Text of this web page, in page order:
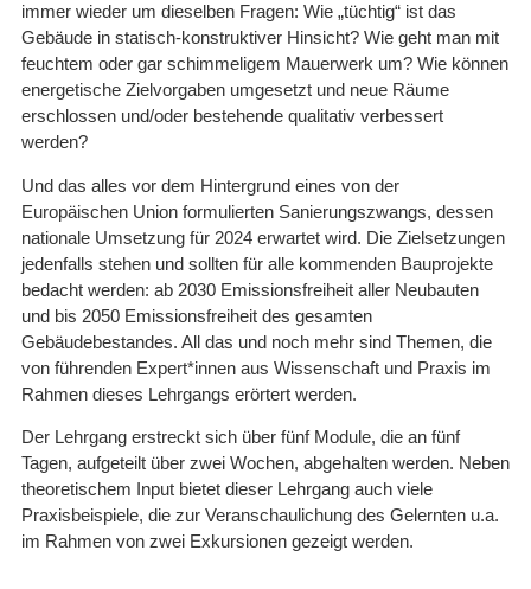
immer wieder um dieselben Fragen: Wie „tüchtig“ ist das
Gebäude in statisch-konstruktiver Hinsicht? Wie geht man mit
feuchtem oder gar schimmeligem Mauerwerk um? Wie können
energetische Zielvorgaben umgesetzt und neue Räume
erschlossen und/oder bestehende qualitativ verbessert
werden?
Und das alles vor dem Hintergrund eines von der
Europäischen Union formulierten Sanierungszwangs, dessen
nationale Umsetzung für 2024 erwartet wird. Die Zielsetzungen
jedenfalls stehen und sollten für alle kommenden Bauprojekte
bedacht werden: ab 2030 Emissionsfreiheit aller Neubauten
und bis 2050 Emissionsfreiheit des gesamten
Gebäudebestandes. All das und noch mehr sind Themen, die
von führenden Expert*innen aus Wissenschaft und Praxis im
Rahmen dieses Lehrgangs erörtert werden.
Der Lehrgang erstreckt sich über fünf Module, die an fünf
Tagen, aufgeteilt über zwei Wochen, abgehalten werden. Neben
theoretischem Input bietet dieser Lehrgang auch viele
Praxisbeispiele, die zur Veranschaulichung des Gelernten u.a.
im Rahmen von zwei Exkursionen gezeigt werden.